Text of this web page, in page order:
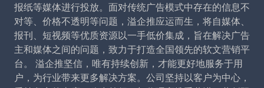
报纸等媒体进行投放。面对传统广告模式中存在的信息不
对等、价格不透明等问题，溢企推应运而生，将自媒体、
报刊、短视频等优质资源以一手低价集成，旨在解决广告
主和媒体之间的问题，致力于打造全国领先的软文营销平
台。 溢企推坚信，唯有持续创新，才能更好地服务于用
户，为行业带来更多解决方案。公司坚持以客户为中心，